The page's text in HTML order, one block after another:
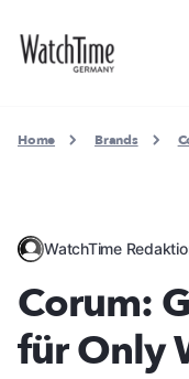
Home Brands
WatchTime
Corum:
für Only